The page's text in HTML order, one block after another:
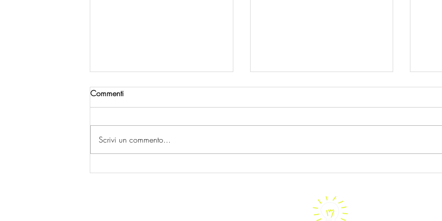
La sagra dell'"OVVIO"...
Commenti
Scrivi un commento...